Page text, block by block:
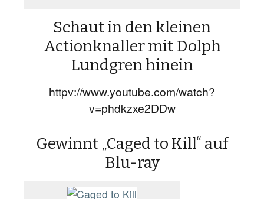
Schaut in den kleinen
Actionknaller mit Dolph
Lundgren hinein
httpv://www.youtube.com/watch?
v=phdkzxe2DDw
Gewinnt „Caged to Kill“ auf
Blu-ray